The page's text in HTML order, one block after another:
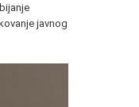
javnog